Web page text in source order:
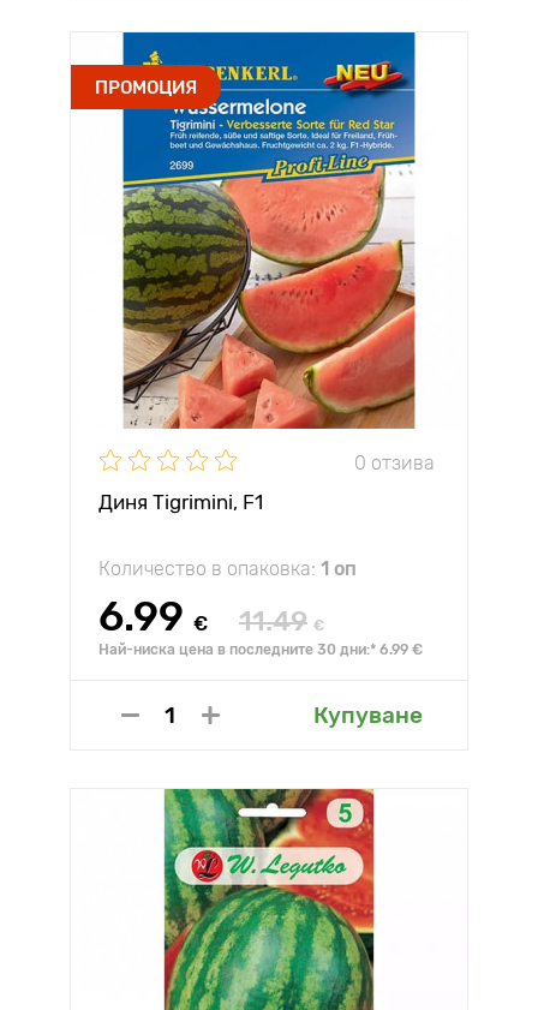
ПРОМОЦИЯ
0 отзива
Диня Tigrimini, F1
Количество в опаковка: 1 оп
6.99 € 11.49 €
Най-ниска цена в последните 30 дни:* 6.99 €
Купуване